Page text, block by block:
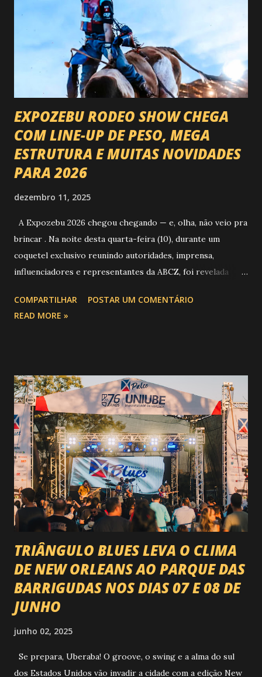
EXPOZEBU RODEO SHOW CHEGA
COM LINE-UP DE PESO, MEGA
ESTRUTURA E MUITAS NOVIDADES
PARA 2026
dezembro 11, 2025
A Expozebu 2026 chegou chegando — e, olha, não veio pra
brincar . Na noite desta quarta-feira (10), durante um
coquetel exclusivo reunindo autoridades, imprensa,
influenciadores e representantes da ABCZ, foi revelada
festa : a chegada do Campeonato de Montarias em Touros
do Circuito Rancho Primavera (CRP) , a maior companhia de
impacto é tão grande que o evento até mudou de nome:
agora é Expozebu Rodeo Shows . E não para por aí. Foto:
@circuitoranchoprimavera 🎤 LINE-UP NACIONAL QUE
VAI ESTREMECER O PARQUE Serão quatro noites , entre
24, 25, 30 de abril e 02 de maio , com oito atrações gigantes
da música brasileira , contemplando sertanejo, forró,
piseiro e sofrência nível hard: Gusttavo Lima Leonardo
Natanzinho Lima Jads & ...
COMPARTILHAR
POSTAR UM COMENTÁRIO
READ MORE »
TRIÂNGULO BLUES LEVA O CLIMA
DE NEW ORLEANS AO PARQUE DAS
BARRIGUDAS NOS DIAS 07 E 08 DE
JUNHO
junho 02, 2025
Se prepara, Uberaba! O groove, o swing e a alma do sul
dos Estados Unidos vão invadir a cidade com a edição New